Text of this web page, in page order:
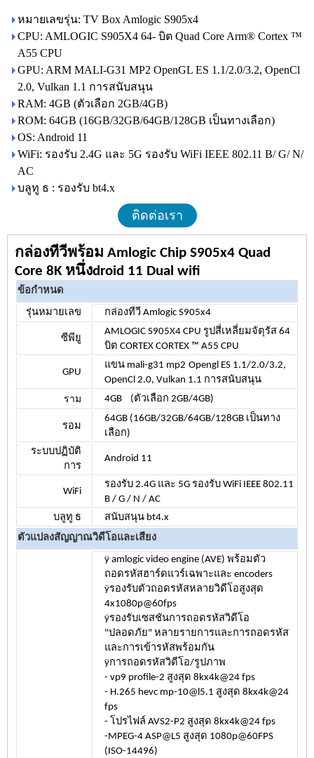
หมายเลขรุ่น: TV Box Amlogic S905x4
CPU: AMLOGIC S905X4 64- บิต Quad Core Arm® Cortex ™
A55 CPU
GPU: ARM MALI-G31 MP2 OpenGL ES 1.1/2.0/3.2, OpenCl
2.0, Vulkan 1.1 การสนับสนุน
RAM: 4GB (ตัวเลือก 2GB/4GB)
ROM: 64GB (16GB/32GB/64GB/128GB เป็นทางเลือก)
OS: Android 11
WiFi: รองรับ 2.4G และ 5G รองรับ WiFi IEEE 802.11 B/ G/ N/
AC
บลูทู ธ : รองรับ bt4.x
ติดต่อเรา
กล่องทีวีพร้อม Amlogic Chip S905x4 Quad
Core 8K หนึ่งdroid 11 Dual wifi
ข้อกำหนด
รุ่นหมายเลข กล่องทีวี Amlogic S905x4
ซีพียู
AMLOGIC S905X4 CPU รูปสี่เหลี่ยมจัตุรัส 64
บิต CORTEX CORTEX ™ A55 CPU
GPU
แขน mali-g31 mp2 Opengl ES 1.1/2.0/3.2,
OpenCl 2.0, Vulkan 1.1 การสนับสนุน
ราม
4GB (ตัวเลือก 2GB/4GB)
รอม
64GB (16GB/32GB/64GB/128GB เป็นทาง
เลือก)
ระบบปฏิบัติ
การ
Android 11
WiFi
รองรับ 2.4G และ 5G รองรับ WiFi IEEE 802.11
B / G / N / AC
บลูทู ธ
สนับสนุน bt4.x
ตัวแปลงสัญญาณวิดีโอและเสียง
ÿ amlogic video engine (AVE) พร้อมตัว
ถอดรหัสฮาร์ดแวร์เฉพาะและ encoders
ÿรองรับตัวถอดรหัสหลายวิดีโอสูงสุด
4x1080p@60fps
ÿรองรับเซสชันการถอดรหัสวิดีโอ
"ปลอดภัย" หลายรายการและการถอดรหัส
และการเข้ารหัสพร้อมกัน
ÿการถอดรหัสวิดีโอ/รูปภาพ
- vp9 profile-2 สูงสุด 8kx4k@24 fps
- H.265 hevc mp-10@l5.1 สูงสุด 8kx4k@24
fps
- โปรไฟล์ AVS2-P2 สูงสุด 8kx4k@24 fps
-MPEG-4 ASP@L5 สูงสุด 1080p@60FPS
(ISO-14496)